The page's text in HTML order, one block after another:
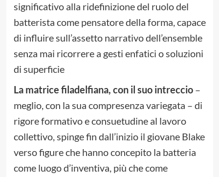
significativo alla ridefinizione del ruolo del
batterista come pensatore della forma, capace
di influire sull’assetto narrativo dell’ensemble
senza mai ricorrere a gesti enfatici o soluzioni
di superficie
La matrice filadelfiana, con il suo intreccio–
meglio, con la sua compresenza variegata – di
rigore formativo e consuetudine al lavoro
collettivo, spinge fin dall’inizio il giovane Blake
verso figure che hanno concepito la batteria
come luogo d’inventiva, più che come